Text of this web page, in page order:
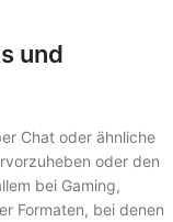
und
Chat oder ähnliche
oder den
bei Gaming,
Formaten, bei denen